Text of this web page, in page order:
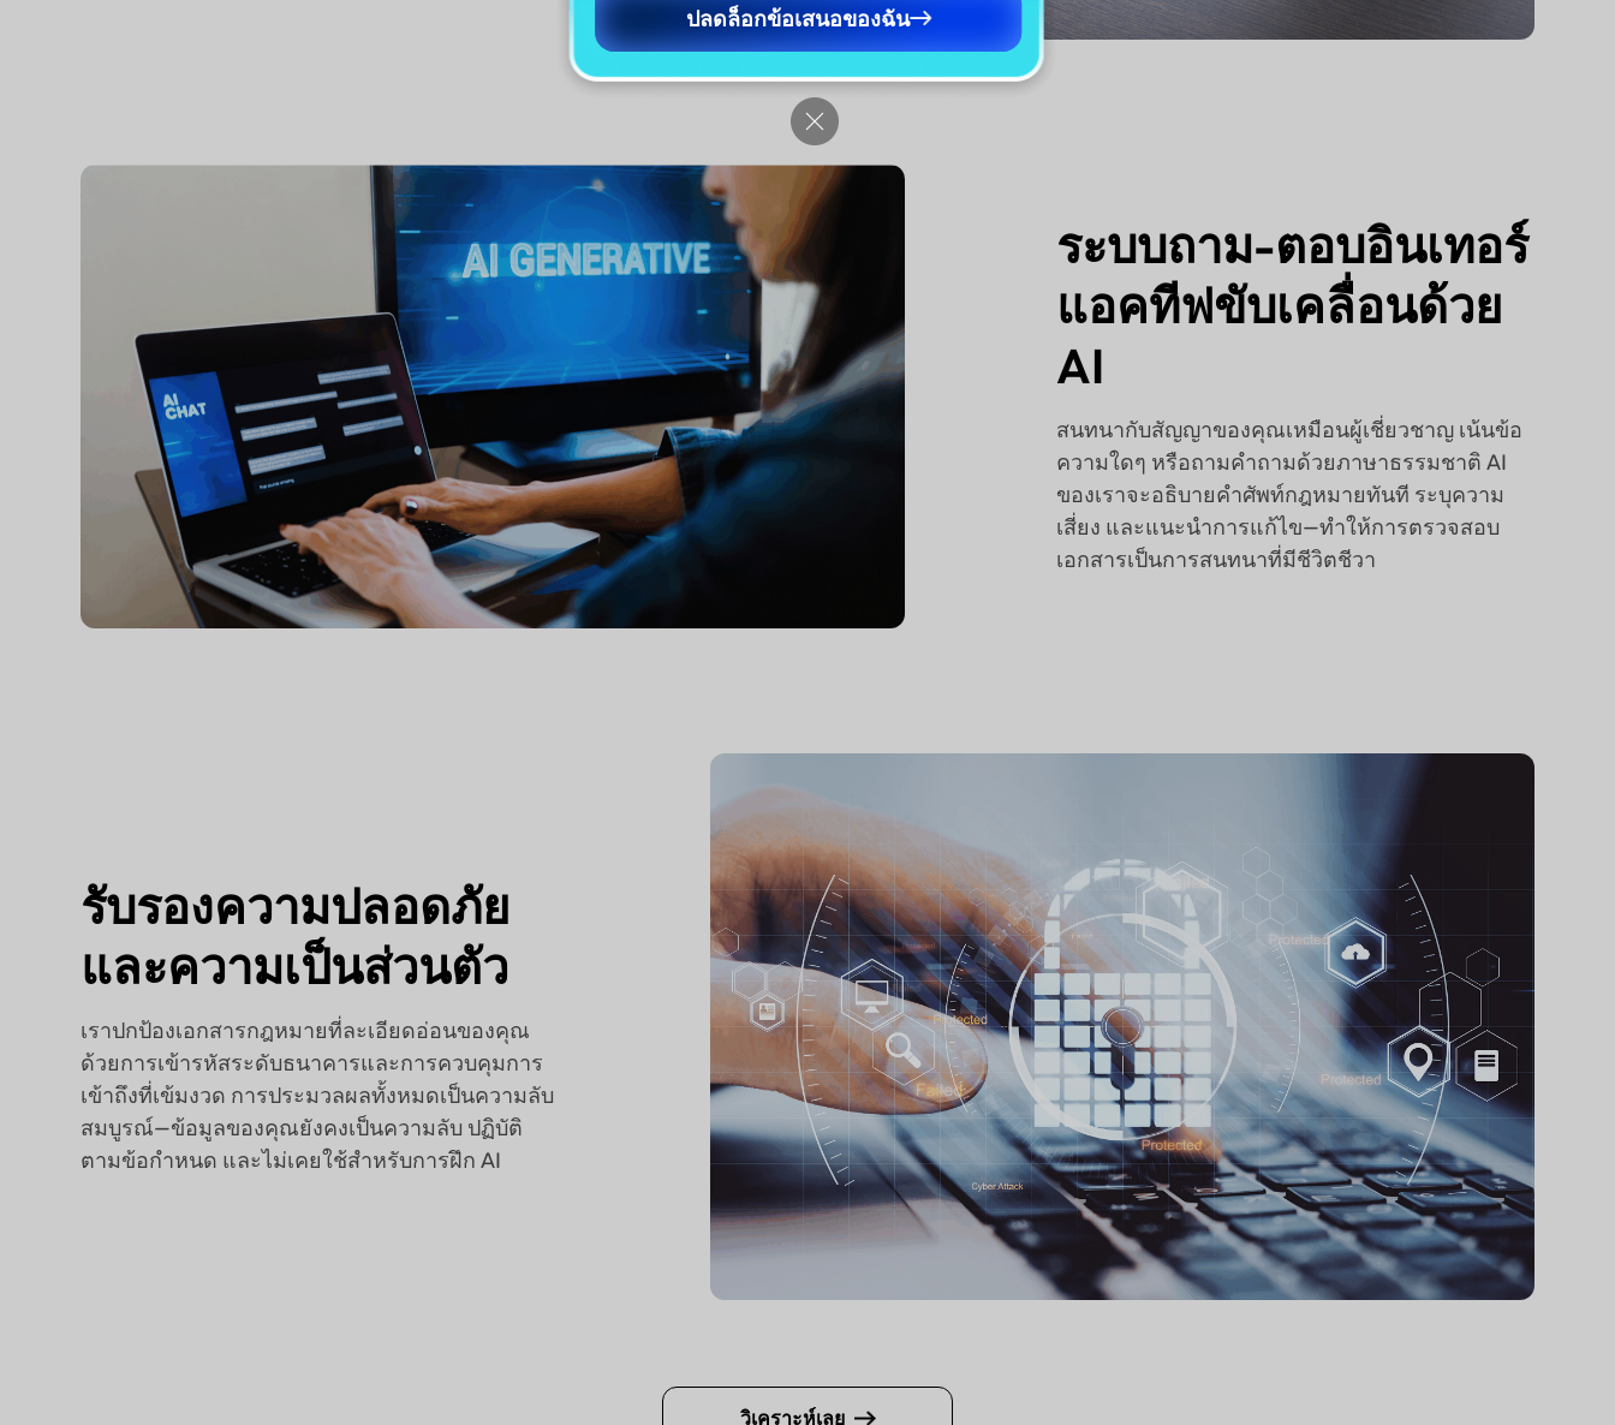
ระบบถาม-ตอบอินเทอร์
แอคทีฟขับเคลื่อนด้วย
AI
สนทนากับสัญญาของคุณเหมือนผู้เชี่ยวชาญ เน้นข้อ
ความใดๆ หรือถามคำถามด้วยภาษาธรรมชาติ AI
ของเราจะอธิบายคำศัพท์กฎหมายทันที ระบุความ
เสี่ยง และแนะนำการแก้ไข—ทำให้การตรวจสอบ
เอกสารเป็นการสนทนาที่มีชีวิตชีวา
รับรองความปลอดภัย
และความเป็นส่วนตัว
เราปกป้องเอกสารกฎหมายที่ละเอียดอ่อนของคุณ
ด้วยการเข้ารหัสระดับธนาคารและการควบคุมการ
เข้าถึงที่เข้มงวด การประมวลผลทั้งหมดเป็นความลับ
สมบูรณ์—ข้อมูลของคุณยังคงเป็นความลับ ปฏิบัติ
ตามข้อกำหนด และไม่เคยใช้สำหรับการฝึก AI
วิเคราะห์เลย
ปลดล็อกข้อเสนอของฉัน